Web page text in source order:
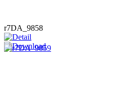
r7DA_9858